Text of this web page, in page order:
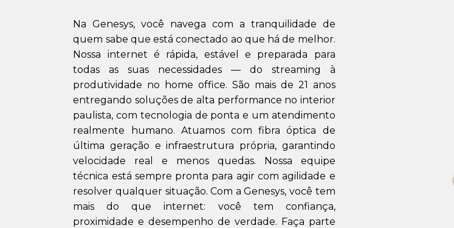
Na Genesys, você navega com a tranquilidade de
quem sabe que está conectado ao que há de melhor.
Nossa internet é rápida, estável e preparada para
todas as suas necessidades — do streaming à
produtividade no home office. São mais de 21 anos
entregando soluções de alta performance no interior
paulista, com tecnologia de ponta e um atendimento
realmente humano. Atuamos com fibra óptica de
última geração e infraestrutura própria, garantindo
velocidade real e menos quedas. Nossa equipe
técnica está sempre pronta para agir com agilidade e
resolver qualquer situação. Com a Genesys, você tem
mais do que internet: você tem confiança,
proximidade e desempenho de verdade. Faça parte